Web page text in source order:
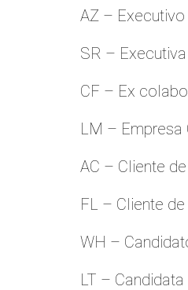
AZ –
SR –
CF – Ex
LM – Empresa
AC – Cliente
FL – Cliente
WH –
LT –